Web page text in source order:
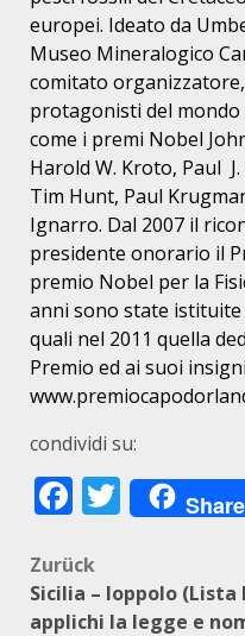
europei. Ideato da
Museo Mineralogico
comitato
protagonisti del mondo
come i premi Nobel
Harold W. Kroto, Paul
Tim Hunt, Paul
Ignarro. Dal 2007 il
presidente onorario il
premio Nobel per la
anni sono state
quali nel 2011 quella
Premio ed ai suoi
condividi su:
Facebook
Share
Zurück
Sicilia – Ioppolo
applichi la legge e